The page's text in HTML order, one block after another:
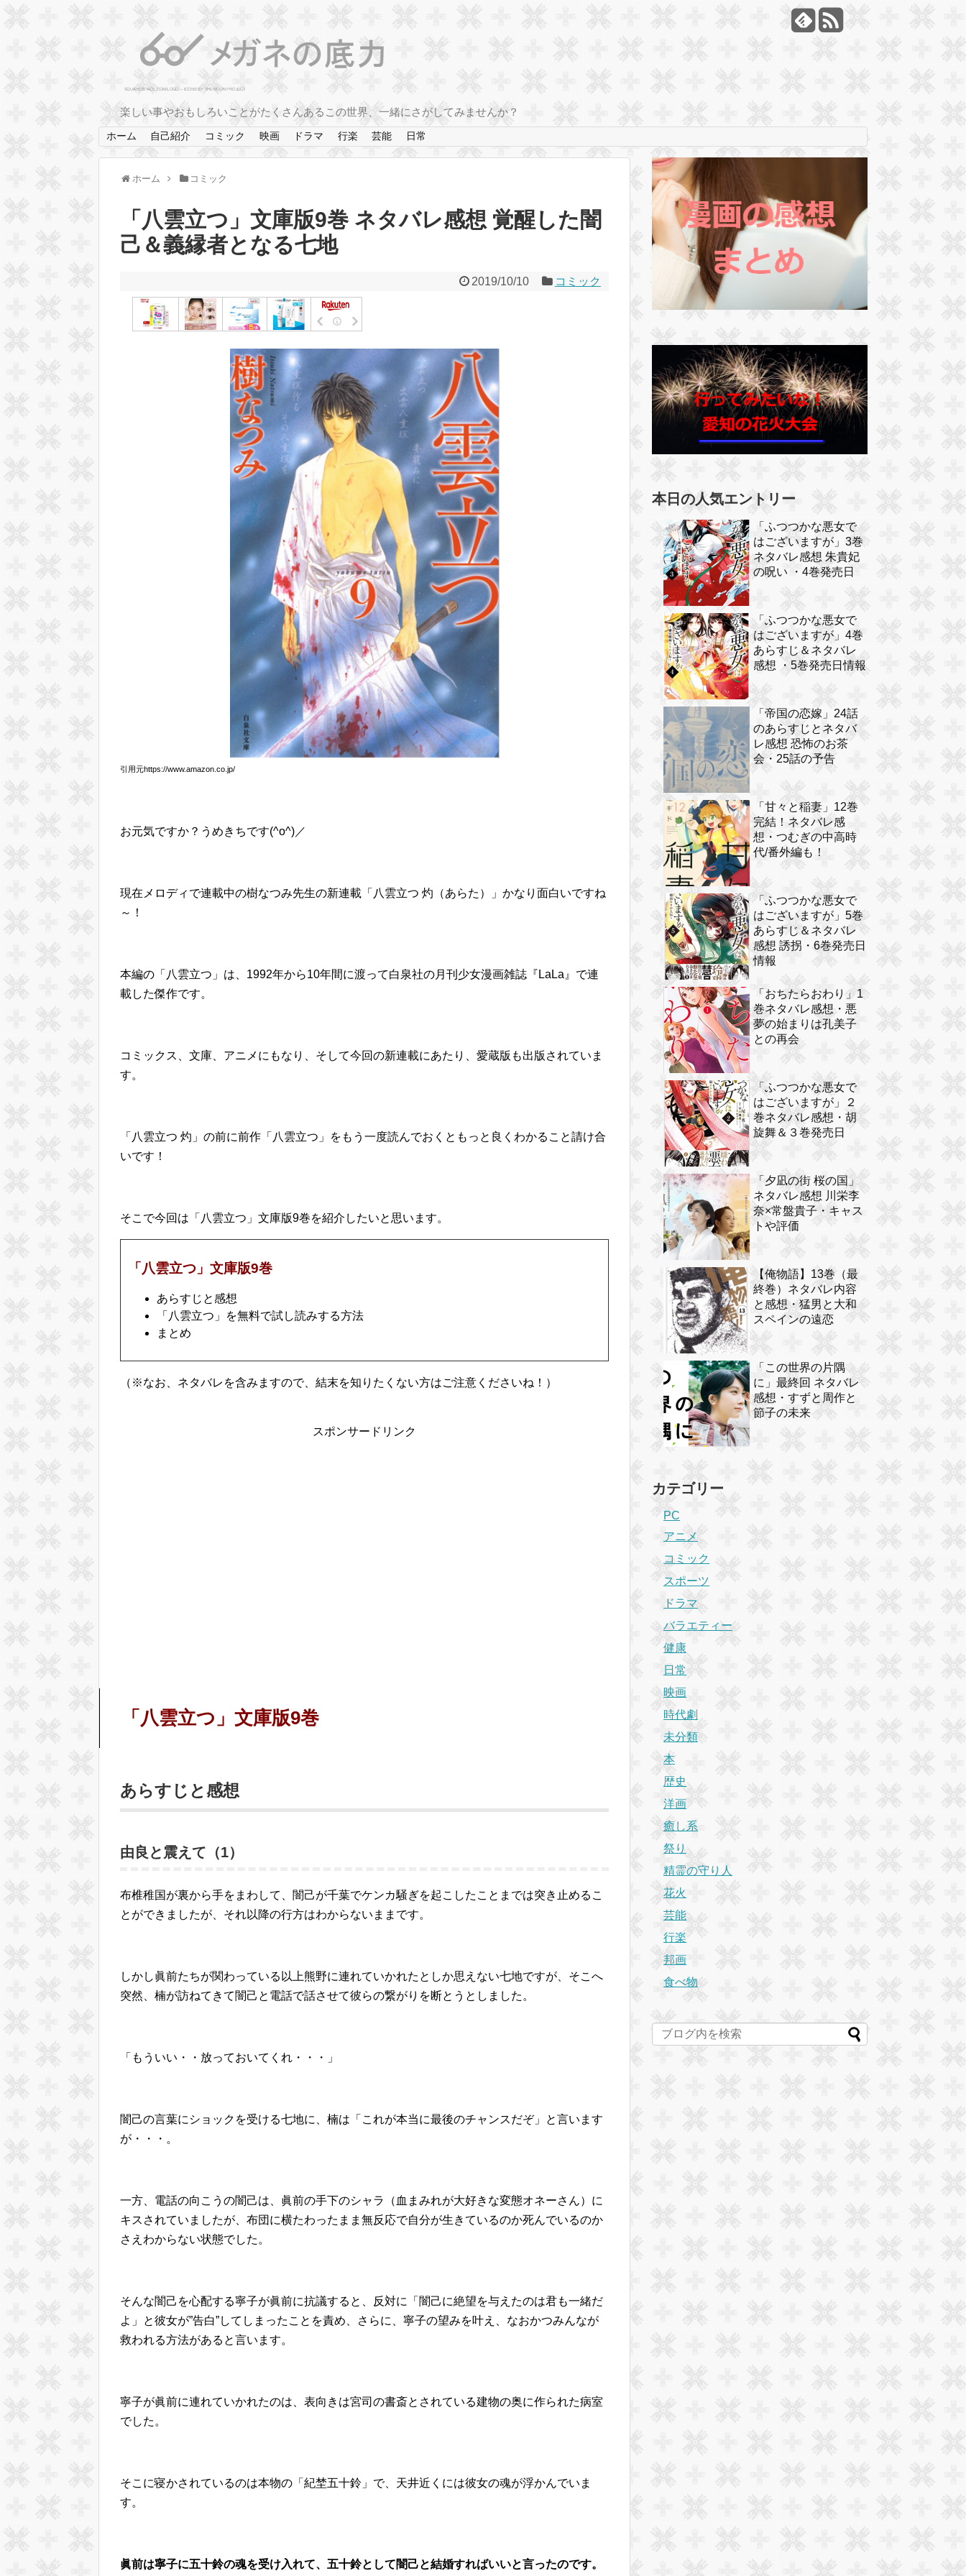
楽しい事やおもしろいことがたくさんあるこの世界、一緒にさがしてみませんか？
ホーム 自己紹介 コミック 映画 ドラマ 行楽 芸能 日常
ホーム コミック
「八雲立つ」文庫版9巻 ネタバレ感想 覚醒した闇
己＆義縁者となる七地
2019/10/10 コミック
引用元https://www.amazon.co.jp/
お元気ですか？うめきちです(^o^)／
現在メロディで連載中の樹なつみ先生の新連載「八雲立つ 灼（あらた）」かなり面白いですね
～！
本編の「八雲立つ」は、1992年から10年間に渡って白泉社の月刊少女漫画雑誌『LaLa』で連
載した傑作です。
コミックス、文庫、アニメにもなり、そして今回の新連載にあたり、愛蔵版も出版されていま
す。
「八雲立つ 灼」の前に前作「八雲立つ」をもう一度読んでおくともっと良くわかること請け合
いです！
そこで今回は「八雲立つ」文庫版9巻を紹介したいと思います。
「八雲立つ」文庫版9巻
あらすじと感想
「八雲立つ」を無料で試し読みする方法
まとめ
（※なお、ネタバレを含みますので、結末を知りたくない方はご注意くださいね！）
スポンサードリンク
「八雲立つ」文庫版9巻
あらすじと感想
由良と震えて（1）
布椎稚国が裏から手をまわして、闇己が千葉でケンカ騒ぎを起こしたことまでは突き止めるこ
とができましたが、それ以降の行方はわからないままです。
しかし眞前たちが関わっている以上熊野に連れていかれたとしか思えない七地ですが、そこへ
突然、楠が訪ねてきて闇己と電話で話させて彼らの繋がりを断とうとしました。
「もういい・・放っておいてくれ・・・」
闇己の言葉にショックを受ける七地に、楠は「これが本当に最後のチャンスだぞ」と言います
が・・・。
一方、電話の向こうの闇己は、眞前の手下のシャラ（血まみれが大好きな変態オネーさん）に
キスされていましたが、布団に横たわったまま無反応で自分が生きているのか死んでいるのか
さえわからない状態でした。
そんな闇己を心配する寧子が眞前に抗議すると、反対に「闇己に絶望を与えたのは君も一緒だ
よ」と彼女が”告白”してしまったことを責め、さらに、寧子の望みを叶え、なおかつみんなが
救われる方法があると言います。
寧子が眞前に連れていかれたのは、表向きは宮司の書斎とされている建物の奥に作られた病室
でした。
そこに寝かされているのは本物の「紀埜五十鈴」で、天井近くには彼女の魂が浮かんでいま
す。
眞前は寧子に五十鈴の魂を受け入れて、五十鈴として闇己と結婚すればいいと言ったのです。
本日の人気エントリー
「ふつつかな悪女で
はございますが」3巻
ネタバレ感想 朱貴妃
の呪い ・4巻発売日
「ふつつかな悪女で
はございますが」4巻
あらすじ＆ネタバレ
感想 ・5巻発売日情報
「帝国の恋嫁」24話
のあらすじとネタバ
レ感想 恐怖のお茶
会・25話の予告
「甘々と稲妻」12巻
完結！ネタバレ感
想・つむぎの中高時
代/番外編も！
「ふつつかな悪女で
はございますが」5巻
あらすじ＆ネタバレ
感想 誘拐・6巻発売日
情報
「おちたらおわり」1
巻ネタバレ感想・悪
夢の始まりは孔美子
との再会
「ふつつかな悪女で
はございますが」２
巻ネタバレ感想・胡
旋舞＆３巻発売日
「夕凪の街 桜の国」
ネタバレ感想 川栄李
奈×常盤貴子・キャス
トや評価
【俺物語】13巻（最
終巻）ネタバレ内容
と感想・猛男と大和
スペインの遠恋
「この世界の片隅
に」最終回 ネタバレ
感想・すずと周作と
節子の未来
カテゴリー
PC
アニメ
コミック
スポーツ
ドラマ
バラエティー
健康
日常
映画
時代劇
未分類
本
歴史
洋画
癒し系
祭り
精霊の守り人
花火
芸能
行楽
邦画
食べ物